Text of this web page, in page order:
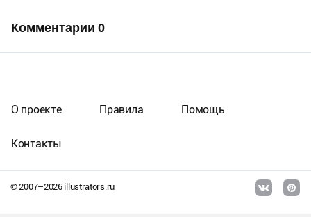
Комментарии 0
© 2007–2026illustrators.ru
О проекте Правила Помощь
Контакты